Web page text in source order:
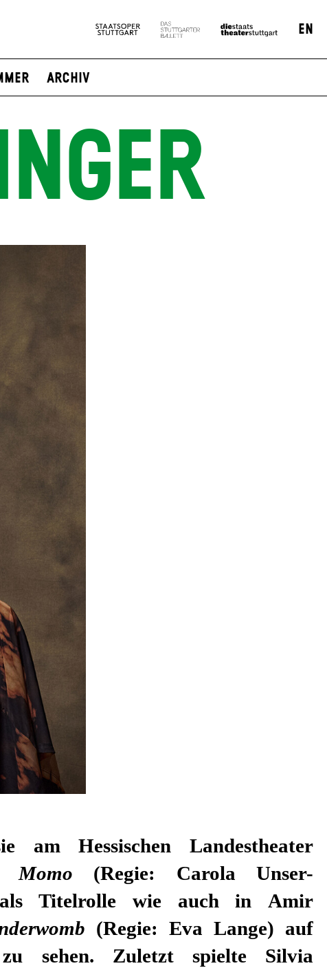
EN
Archiv
Momo (Regie: Carola Unser-
als Titelrolle wie auch in Amir
(Regie: Eva Lange) auf
sehen. Zuletzt spielte Silvia